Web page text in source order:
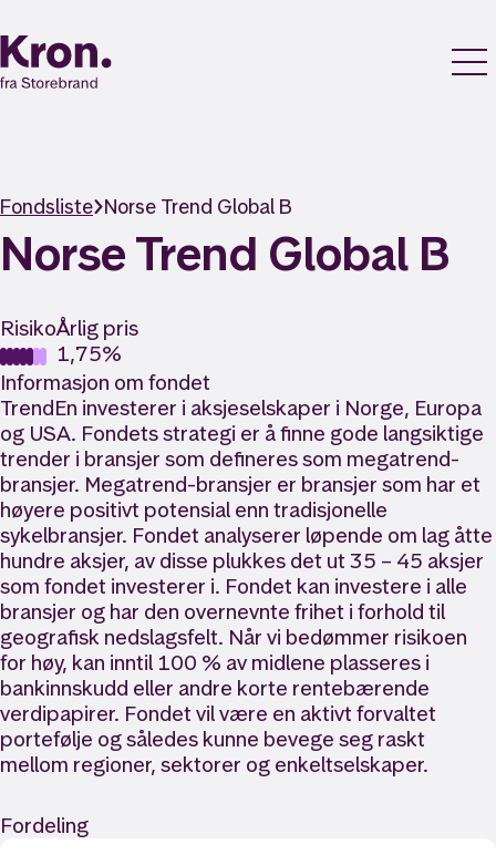
Fondsliste Norse Trend Global B
Norse Trend Global B
RisikoÅrlig pris
1,75%
Informasjon om fondet
TrendEn investerer i aksjeselskaper i Norge, Europa
og USA. Fondets strategi er å finne gode langsiktige
trender i bransjer som defineres som megatrend-
bransjer. Megatrend-bransjer er bransjer som har et
høyere positivt potensial enn tradisjonelle
sykelbransjer. Fondet analyserer løpende om lag åtte
hundre aksjer, av disse plukkes det ut 35 – 45 aksjer
som fondet investerer i. Fondet kan investere i alle
bransjer og har den overnevnte frihet i forhold til
geografisk nedslagsfelt. Når vi bedømmer risikoen
for høy, kan inntil 100 % av midlene plasseres i
bankinnskudd eller andre korte rentebærende
verdipapirer. Fondet vil være en aktivt forvaltet
portefølje og således kunne bevege seg raskt
mellom regioner, sektorer og enkeltselskaper.
Fordeling